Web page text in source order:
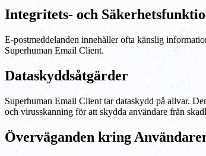
Integritets- och
E-postmeddelanden innehåller ofta känslig
Superhuman Email Client.
Dataskyddsåtgärder
Superhuman Email Client tar dataskydd på allvar.
och virusskanning för att skydda användare från
Överväganden kring